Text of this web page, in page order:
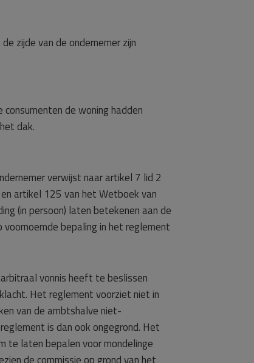
zijde van de ondernemer zijn
de woning hadden
dak.
verwijst naar artikel 7 lid 2
artikel 125 van het Wetboek van
(in persoon) laten betekenen aan de
bepaling in het reglement
vonnis heeft te beslissen
Het reglement voorziet niet in
van de ambtshalve niet-
is dan ook ongegrond. Het
te laten bepalen voor mondelinge